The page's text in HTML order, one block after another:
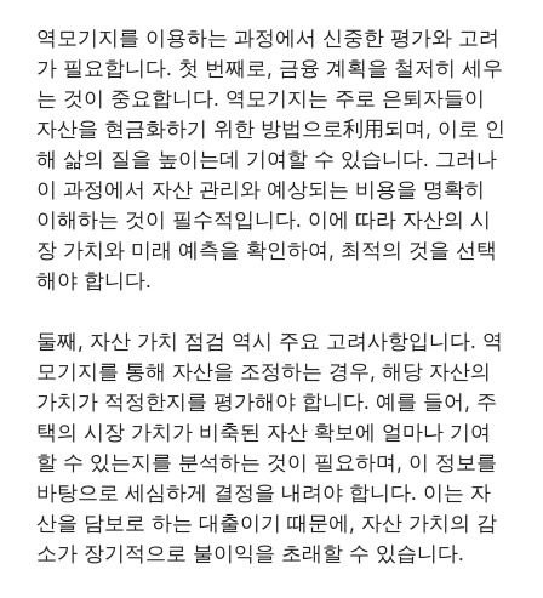
역모기지를 이용하는 과정에서 신중한 평가와 고려
가 필요합니다. 첫 번째로, 금융 계획을 철저히 세우
는 것이 중요합니다. 역모기지는 주로 은퇴자들이
자산을 현금화하기 위한 방법으로利用되며, 이로 인
해 삶의 질을 높이는데 기여할 수 있습니다. 그러나
이 과정에서 자산 관리와 예상되는 비용을 명확히
이해하는 것이 필수적입니다. 이에 따라 자산의 시
장 가치와 미래 예측을 확인하여, 최적의 것을 선택
해야 합니다.
둘째, 자산 가치 점검 역시 주요 고려사항입니다. 역
모기지를 통해 자산을 조정하는 경우, 해당 자산의
가치가 적정한지를 평가해야 합니다. 예를 들어, 주
택의 시장 가치가 비축된 자산 확보에 얼마나 기여
할 수 있는지를 분석하는 것이 필요하며, 이 정보를
바탕으로 세심하게 결정을 내려야 합니다. 이는 자
산을 담보로 하는 대출이기 때문에, 자산 가치의 감
소가 장기적으로 불이익을 초래할 수 있습니다.